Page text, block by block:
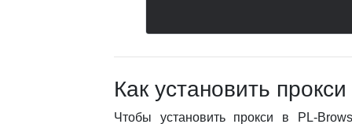
Как установить
Чтобы установить прокси в PL-